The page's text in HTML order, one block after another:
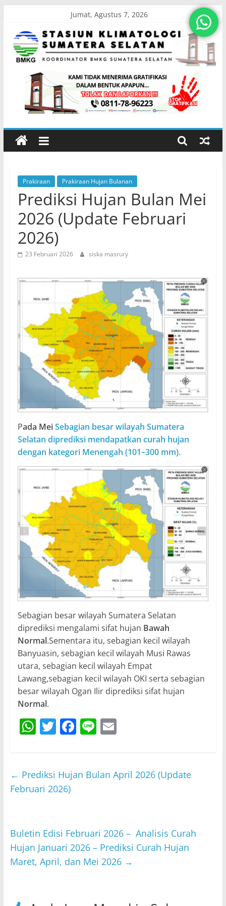
content
Jumat, Agustus 7, 2026
Stasiun
Klimatologi
Sumatera
Koordinator
BMKG
Sumatera
Selatan
Prakiraan Prakiraan Hujan Bulanan
Prediksi Hujan Bulan Mei
2026 (Update Februari
2026)
23 Februari 2026 siska masrury
Pada MeiSebagian besar wilayah Sumatera
Selatan diprediksi mendapatkan curah hujan
dengan kategori Menengah (101–300 mm).
Sebagian besar wilayah Sumatera Selatan
diprediksi mengalami sifat hujan Bawah
Normal.Sementara itu, sebagian kecil wilayah
Banyuasin, sebagian kecil wilayah Musi Rawas
utara, sebagian kecil wilayah Empat
Lawang,sebagian kecil wilayah OKI serta sebagian
besar wilayah Ogan Ilir diprediksi sifat hujan
Normal.
W
s
A
T
er
F
e
k
Li E
l
← Prediksi Hujan Bulan April 2026 (Update
Februari 2026)
Buletin Edisi Februari 2026 – Analisis Curah
Hujan Januari 2026 – Prediksi Curah Hujan
Maret, April, dan Mei 2026 →